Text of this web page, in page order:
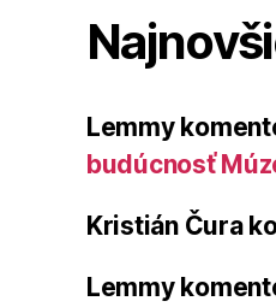
Lemmy
budúcnosť
Kristián Čura
Lemmy